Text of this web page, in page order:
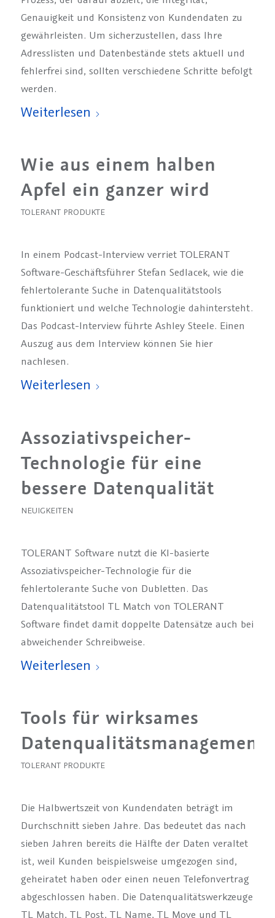
Genauigkeit und Konsistenz von Kundendaten zu
gewährleisten. Um sicherzustellen, dass Ihre
Adresslisten und Datenbestände stets aktuell und
fehlerfrei sind, sollten verschiedene Schritte befolgt
werden.
Weiterlesen
Wie aus einem halben
Apfel ein ganzer wird
TOLERANT PRODUKTE
In einem Podcast-Interview verriet TOLERANT
Software-Geschäftsführer Stefan Sedlacek, wie die
fehlertolerante Suche in Datenqualitätstools
funktioniert und welche Technologie dahintersteht.
Das Podcast-Interview führte Ashley Steele. Einen
Auszug aus dem Interview können Sie hier
nachlesen.
Weiterlesen
Assoziativspeicher-
Technologie für eine
bessere Datenqualität
NEUIGKEITEN
TOLERANT Software nutzt die KI-basierte
Assoziativspeicher-Technologie für die
fehlertolerante Suche von Dubletten. Das
Datenqualitätstool TL Match von TOLERANT
Software findet damit doppelte Datensätze auch bei
abweichender Schreibweise.
Weiterlesen
Tools für wirksames
Datenqualitätsmanagement
TOLERANT PRODUKTE
Die Halbwertszeit von Kundendaten beträgt im
Durchschnitt sieben Jahre. Das bedeutet das nach
sieben Jahren bereits die Hälfte der Daten veraltet
ist, weil Kunden beispielsweise umgezogen sind,
geheiratet haben oder einen neuen Telefonvertrag
abgeschlossen haben. Die Datenqualitätswerkzeuge
TL Match, TL Post, TL Name, TL Move und TL